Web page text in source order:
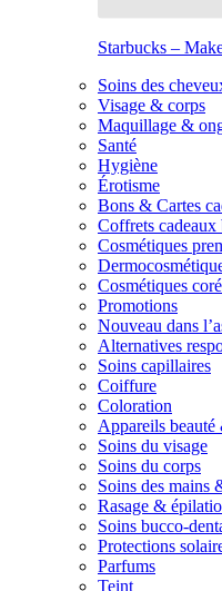
Starbucks –
Soins des
Visage & corps
Maquillage &
Santé
Hygiène
Érotisme
Bons & Cartes
Coffrets cadeaux
Cosmétiques
Cosmétiques
Promotions
Nouveau dans
Alternatives
Soins capillaires
Coiffure
Coloration
Appareils beauté
Soins du visage
Soins du corps
Soins des mains
Rasage &
Soins bucco-
Protections
Parfums
Teint